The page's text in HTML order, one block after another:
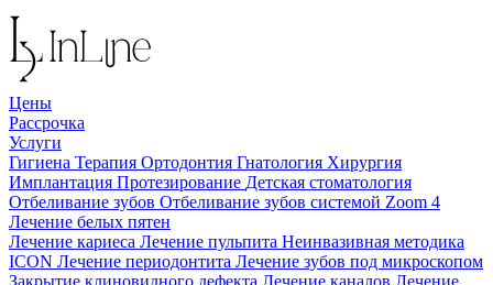
Цены
Рассрочка
Услуги
Гигиена Терапия Ортодонтия Гнатология Хирургия
Имплантация Протезирование Детская стоматология
Отбеливание зубов Отбеливание зубов системой Zoom 4
Лечение белых пятен
Лечение кариеса Лечение пульпита Неинвазивная методика
ICON Лечение периодонтита Лечение зубов под микроскопом
Закрытие клиновидного дефекта Лечение каналов Лечение